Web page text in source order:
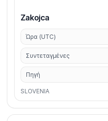
Zakojca
Ώρα (UTC)
Συντεταγμένες
Πηγή
SLOVENIA